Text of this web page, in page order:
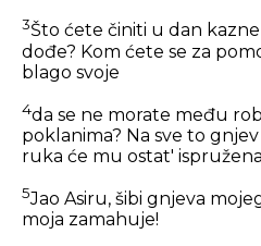
3Što ćete činiti u dan
dođe? Kom ćete se za
blago svoje
4da se ne morate među
poklanima? Na sve to
ruka će mu ostat'
5Jao Asiru, šibi gnjeva
moja zamahuje!